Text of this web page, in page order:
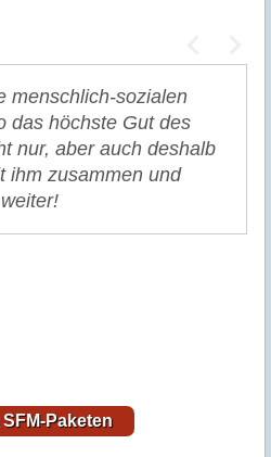
menschlich-sozialen
das höchste Gut des
nur, aber auch deshalb
ihm zusammen und
Paketen